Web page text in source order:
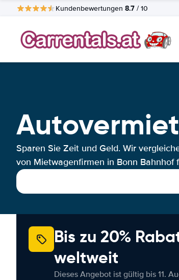
Kundenbewertungen 8.7 / 10
Sparen Sie Zeit und Geld. Wir
von Mietwagenfirmen in Bonn Bahnhof
Bis zu 20%
weltweit
Dieses Angebot ist gültig bis 11.